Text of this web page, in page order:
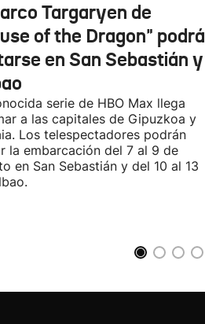
Targaryen de
of the Dragon" podrá
en San Sebastián y
serie de HBO Max llega
a las capitales de Gipuzkoa y
Los telespectadores podrán
la embarcación del 7 al 9 de
en San Sebastián y del 10 al 13